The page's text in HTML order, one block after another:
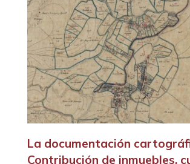
La documentación
Contribución de inmuebles,